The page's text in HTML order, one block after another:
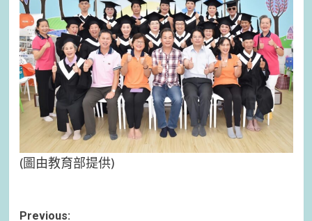
(圖由教育部提供)
Previous: